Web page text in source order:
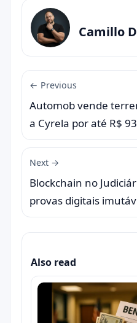
Camillo
← Previous
Automob vende
a Cyrela por até R$
Next →
Blockchain no
provas digitais
Also read